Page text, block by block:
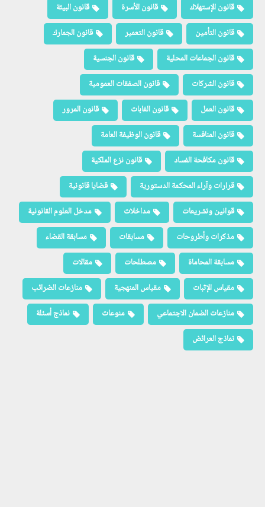
قانون الإستهلاك
قانون الأسرة
قانون البيئة
قانون التأمين
قانون التعمير
قانون الجمارك
قانون الجماعات المحلية
قانون الجنسية
قانون الشركات
قانون الصفقات العمومية
قانون العمل
قانون الغابات
قانون المرور
قانون المنافسة
قانون الوظيفة العامة
قانون مكافحة الفساد
قانون نزع الملكية
قرارات وآراء المحكمة الدستورية
قضايا قانونية
قوانين وتشريعات
مداخلات
مدخل العلوم القانونية
مذكرات وأطروحات
مسابقات
مسابقة القضاء
مسابقة المحاماة
مصطلحات
مقالات
مقياس الإثبات
مقياس المنهجية
منازعات الضرائب
منازعات الضمان الاجتماعي
منوعات
نماذج أسئلة
نماذج العرائض